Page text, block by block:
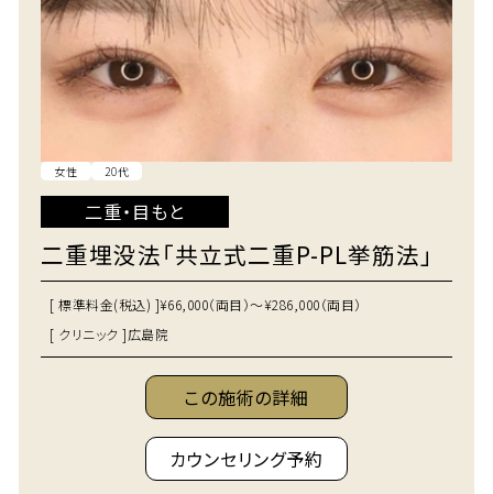
女性 20代
二重・目もと
二重埋没法「共立式二重P-PL挙筋法」
[ 標準料金(税込) ]¥66,000（両目）～¥286,000（両目）
[ クリニック ]広島院
この施術の詳細
カウンセリング予約